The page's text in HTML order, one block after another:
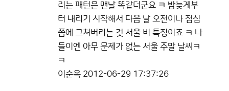
리는 패턴은 맨날 똑같더군요 ㅋ 밤늦게부
터 내리기 시작해서 다음 날 오전이나 점심
쯤에 그쳐버리는 것 서울 비 특징이죠 ㅋ 나
들이엔 아무 문제가 없는 서울 주말 날씨ㅋ
ㅋ
이순옥 2012-06-29 17:37:26